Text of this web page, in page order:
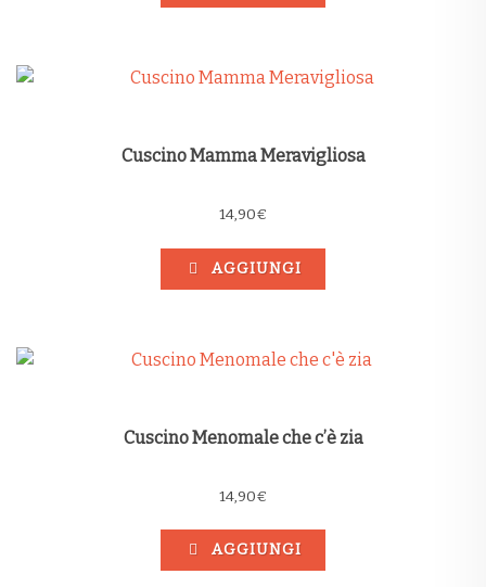
Cuscino Mamma Meravigliosa
14,90€
AGGIUNGI
Cuscino Menomale che c’è zia
14,90€
AGGIUNGI